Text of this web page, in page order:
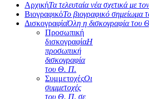
ΑρχικήΤα τελευταία νέα σχετικά με
ΒιογραφικόΤο βιογραφικό σημείωμα
ΔισκογραφίαΌλη η δισκογραφία του
Προσωπική
δισκογραφίαΗ
προσωπική
δισκογραφία
του Θ. Π.
ΣυμμετοχέςΟι
συμμετοχές
του Θ. Π. σε